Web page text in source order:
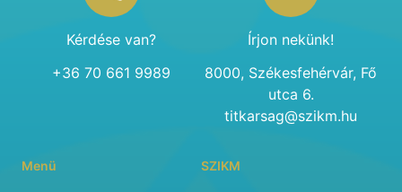
Kérdése van?
+36 70 661 9989
Írjon nekünk!
8000, Székesfehérvár, Fő
utca 6.
titkarsag@szikm.hu
Menü SZIKM